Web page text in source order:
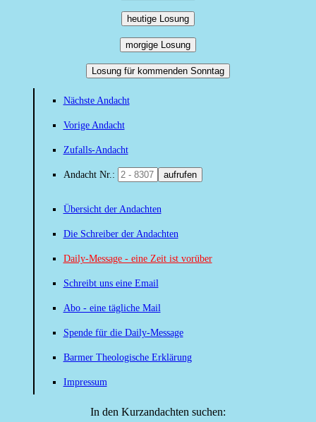
heutige Losung
morgige Losung
Losung für kommenden Sonntag
Nächste Andacht
Vorige Andacht
Zufalls-Andacht
Andacht Nr.: aufrufen
Übersicht der Andachten
Die Schreiber der Andachten
Daily-Message - eine Zeit ist vorüber
Schreibt uns eine Email
Abo - eine tägliche Mail
Spende für die Daily-Message
Barmer Theologische Erklärung
Impressum
In den Kurzandachten suchen: